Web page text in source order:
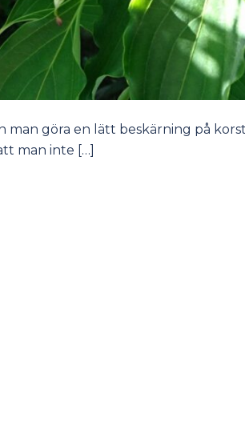
man göra en lätt beskärning på
man inte […]